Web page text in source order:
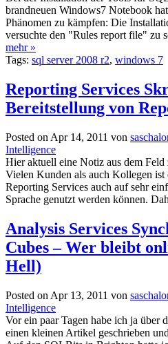
brandneuen Windows7 Notebook
Phänomen zu kämpfen: Die
versuchte den "Rules report file" zu
mehr »
Tags: sql server 2008 r2, windows 7
Reporting Services
Bereitstellung von
Posted on Apr 14, 2011 von
Intelligence
Hier aktuell eine Notiz aus dem Feld
Vielen Kunden als auch Kollegen ist
Reporting Services auch auf sehr
Sprache genutzt werden können.
Analysis Services
Cubes – Wer bleibt
Hell)
Posted on Apr 13, 2011 von
Intelligence
Vor ein paar Tagen habe ich ja über
einen kleinen Artikel geschrieben